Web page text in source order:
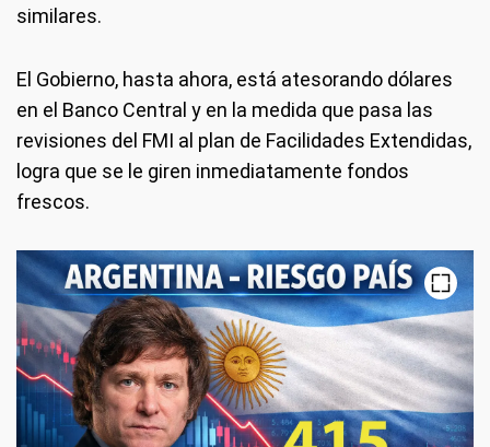
similares.
El Gobierno, hasta ahora, está atesorando dólares
en el Banco Central y en la medida que pasa las
revisiones del FMI al plan de Facilidades Extendidas,
logra que se le giren inmediatamente fondos
frescos.